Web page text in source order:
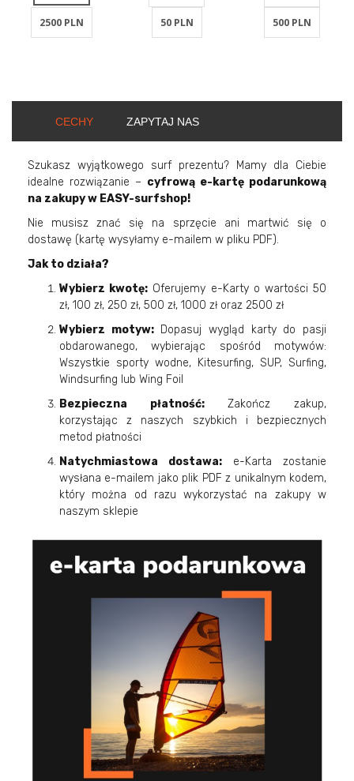
2500 PLN 50 PLN 500 PLN
CECHY ZAPYTAJ NAS
Szukasz wyjątkowego surf prezentu? Mamy dla Ciebie
idealne rozwiązanie – cyfrową e-kartę podarunkową
na zakupy w EASY-surfshop!
Nie musisz znać się na sprzęcie ani martwić się o
dostawę (kartę wysyłamy e-mailem w pliku PDF).
Jak to działa?
Wybierz kwotę: Oferujemy e-Karty o wartości 50
zł, 100 zł, 250 zł, 500 zł, 1000 zł oraz 2500 zł
Wybierz motyw:Dopasuj wygląd karty do pasji
obdarowanego, wybierając spośród motywów:
Wszystkie sporty wodne, Kitesurfing, SUP, Surfing,
Windsurfing lub Wing Foil
Bezpieczna płatność:Zakończ zakup,
korzystając z naszych szybkich i bezpiecznych
metod płatności
Natychmiastowa dostawa: e-Karta zostanie
wysłana e-mailem jako plik PDF z unikalnym kodem,
który można od razu wykorzystać na zakupy w
naszym sklepie